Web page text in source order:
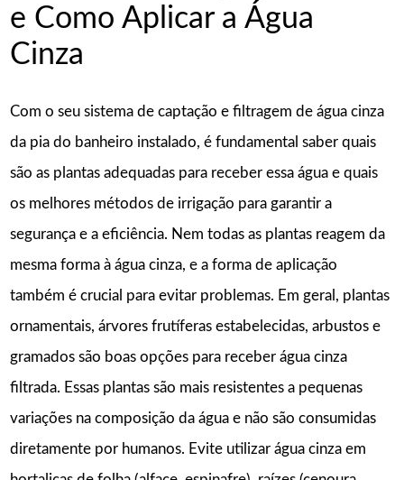
e Como Aplicar a Água
Cinza
Com o seu sistema de captação e filtragem de água cinza
da pia do banheiro instalado, é fundamental saber quais
são as plantas adequadas para receber essa água e quais
os melhores métodos de irrigação para garantir a
segurança e a eficiência. Nem todas as plantas reagem da
mesma forma à água cinza, e a forma de aplicação
também é crucial para evitar problemas. Em geral, plantas
ornamentais, árvores frutíferas estabelecidas, arbustos e
gramados são boas opções para receber água cinza
filtrada. Essas plantas são mais resistentes a pequenas
variações na composição da água e não são consumidas
diretamente por humanos. Evite utilizar água cinza em